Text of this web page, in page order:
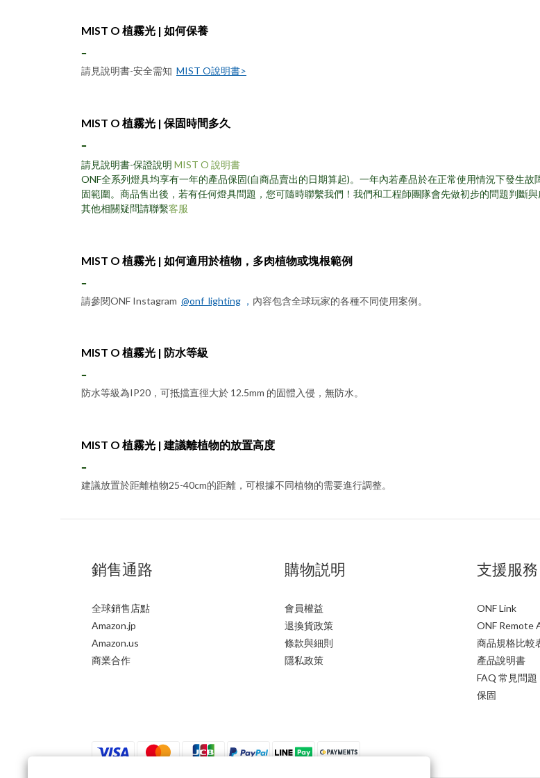
MIST O 植霧光 | 如何保養
-
請見說明書-安全需知 MIST O說明書>
MIST O 植霧光 | 保固時間多久
-
請見說明書-保證說明 MIST O 說明書
ONF全系列燈具均享有一年的產品保固(自商品賣出的日期算起)。一年內若產品於在正常使用情況下發生
固範圍。商品售出後，若有任何燈具問題，您可隨時聯繫我們！我們和工程師團隊會先做初步的問題判斷
其他相關疑問請聯繫客服
MIST O 植霧光 | 如何適用於植物，多肉植物或塊根範例
-
請參閱ONF Instagram @onf_lighting ， 內容包含全球玩家的各種不同使用案例。
MIST O 植霧光 | 防水等級
-
防水等級為IP20，可抵擋直徑大於 12.5mm 的固體入侵，無防水。
MIST O 植霧光 | 建議離植物的放置高度
-
建議放置於距離植物25-40cm的距離，可根據不同植物的需要進行調整。
銷售通路
全球銷售店點
Amazon.jp
Amazon.us
商業合作
購物説明
會員權益
退換貨政策
條款與細則
隱私政策
支援服務
ONF Link
ONF Remote
商品規格比較
產品說明書
FAQ 常見問題
保固